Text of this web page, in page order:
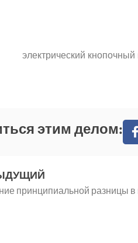
электрический
этим делом: